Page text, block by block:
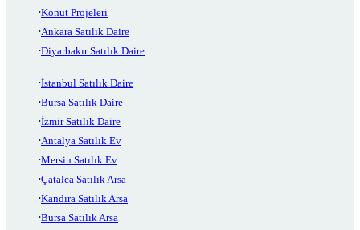
Konut Projeleri
Ankara Satılık Daire
Diyarbakır Satılık Daire
İstanbul Satılık Daire
Bursa Satılık Daire
İzmir Satılık Daire
Antalya Satılık Ev
Mersin Satılık Ev
Çatalca Satılık Arsa
Kandıra Satılık Arsa
Bursa Satılık Arsa